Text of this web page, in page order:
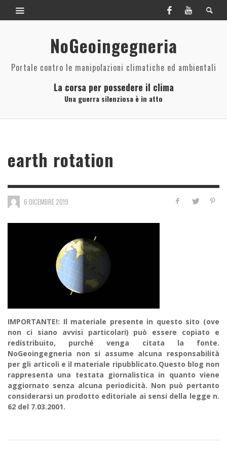
NoGeoingegneria
Portale contro le manipolazioni climatiche ed ambientali
La corsa per possedere il clima
Una guerra silenziosa è in atto
earth rotation
6 DICEMBRE 2019
IMPORTANTE!: Il materiale presente in questo sito (ove
non ci siano avvisi particolari) può essere copiato e
redistribuito, purché venga citata la fonte.
NoGeoingegneria non si assume alcuna responsabilità
per gli articoli e il materiale ripubblicato.Questo blog non
rappresenta una testata giornalistica in quanto viene
aggiornato senza alcuna periodicità. Non può pertanto
considerarsi un prodotto editoriale ai sensi della legge n.
62 del 7.03.2001.